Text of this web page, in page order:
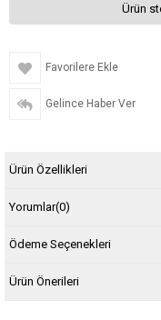
Ürün
Favorilere Ekle
Gelince Haber Ver
Ürün Özellikleri
Yorumlar(0)
Ödeme Seçenekleri
Ürün Önerileri